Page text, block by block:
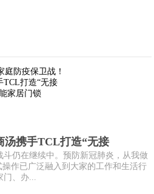
汤携手TCL打造“无接
仍在继续中。预防新冠肺炎，从我做
作已广泛融入到大家的工作和生活行
门、办...